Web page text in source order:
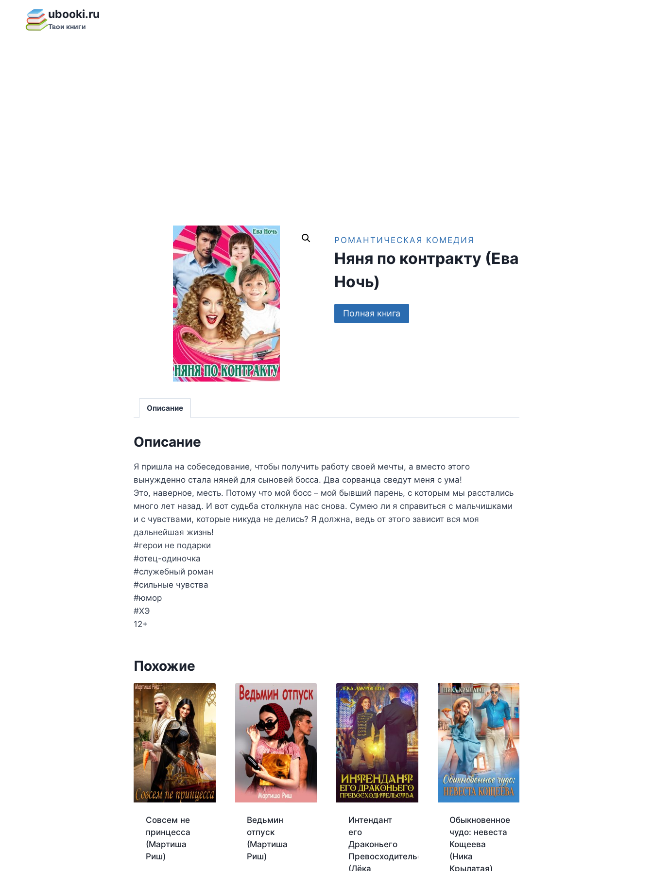
содержимому
ubooki.ru
Твои книги
РОМАНТИЧЕСКАЯ КОМЕДИЯ
Няня по контракту (Ева
Ночь)
Полная книга
Описание
Описание
Я пришла на собеседование, чтобы получить работу своей мечты, а вместо этого
вынужденно стала няней для сыновей босса. Два сорванца сведут меня с ума!
Это, наверное, месть. Потому что мой босс – мой бывший парень, с которым мы расстались
много лет назад. И вот судьба столкнула нас снова. Сумею ли я справиться с мальчишками
и с чувствами, которые никуда не делись? Я должна, ведь от этого зависит вся моя
дальнейшая жизнь!
#герои не подарки
#отец-одиночка
#служебный роман
#сильные чувства
#юмор
#ХЭ
12+
Похожие
Совсем не
принцесса
(Мартиша
Риш)
Ведьмин
отпуск
(Мартиша
Риш)
Интендант
его
Драконьего
Превосходительства
(Лёка
Обыкновенное
чудо: невеста
Кощеева
(Ника
Крылатая)